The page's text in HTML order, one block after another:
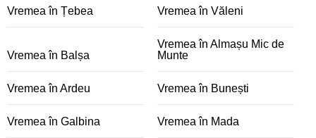
Vremea în Țebea Vremea în Văleni
Vremea în Balșa
Vremea în Almașu Mic de
Munte
Vremea în Ardeu Vremea în Bunești
Vremea în Galbina Vremea în Mada